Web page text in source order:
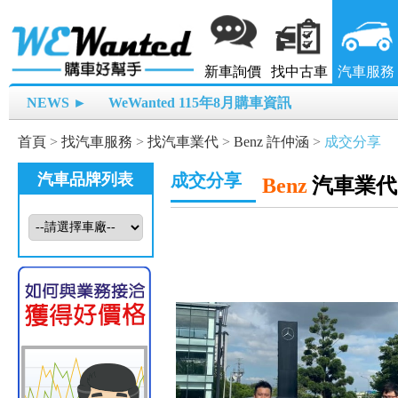
新車詢價 找中古車 汽車服務
NEWS ► WeWanted 115年8月購車資訊
首頁 > 找汽車服務 > 找汽車業代 > Benz 許仲涵 > 成交分享
汽車品牌列表 成交分享 Benz 汽車業